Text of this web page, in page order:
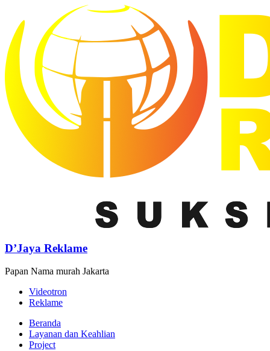
D’Jaya Reklame
Papan Nama murah Jakarta
Videotron
Reklame
Beranda
Layanan dan Keahlian
Project